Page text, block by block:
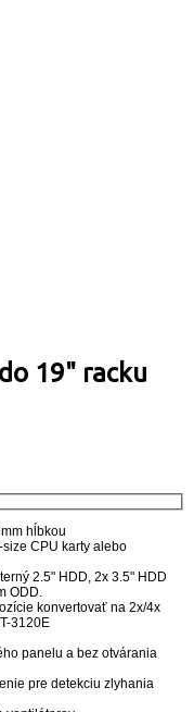
19" racku
hĺbkou
CPU karty alebo
2.5" HDD, 2x 3.5" HDD
ODD.
konvertovať na 2x/4x
3120E
panelu a bez otvárania
pre detekciu zlyhania